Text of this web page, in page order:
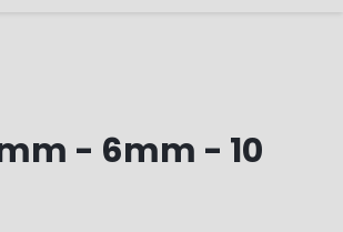
- 6mm - 10